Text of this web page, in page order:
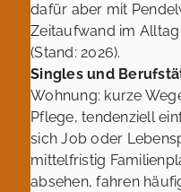
dafür aber mit
Zeitaufwand im
(Stand: 2026).
Singles und
Wohnung: kurze
Pflege, tendenziell
sich Job oder
mittelfristig
absehen, fahren